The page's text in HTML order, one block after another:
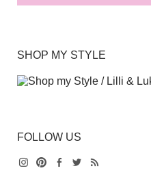
SHOP MY STYLE
FOLLOW US